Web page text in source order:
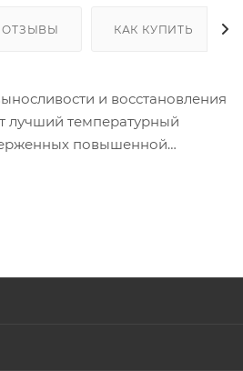
ОТЗЫВЫ КАК КУПИТЬ
и восстановления
температурный
повышенной